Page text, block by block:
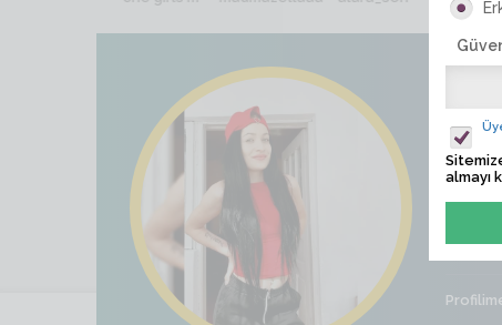
Ziyaret
almayı